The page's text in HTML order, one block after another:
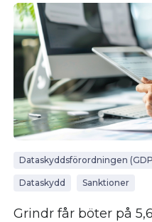
Dataskyddsförordningen
Dataskydd Sanktioner
Grindr får böter på